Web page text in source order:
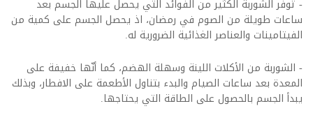
- توفر الشوربة الكثير من الفوائد التي يحصل عليها الجسم بعد
ساعات طويلة من الصوم في رمضان، اذ يحصل الجسم على كمية من
الفيتامينات والعناصر الغذائية الضرورية له.
- الشوربة من الأكلات اللينة وسهلة الهضم، كما أنّها خفيفة على
المعدة بعد ساعات الصيام والبدء بتناول الأطعمة على الافطار، وبذلك
يبدأ الجسم بالحصول على الطاقة التي يحتاجها.